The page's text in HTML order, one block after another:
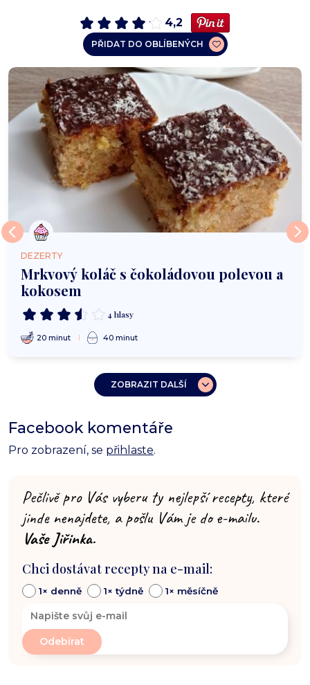
4,2
PŘIDAT DO OBLÍBENÝCH
DEZERTY
Mrkvový koláč s čokoládovou polevou a
kokosem
4 hlasy
20 minut 40 minut
ZOBRAZIT DALŠÍ
Facebook komentáře
Pro zobrazení, se přihlaste.
Pečlivě pro Vás vyberu ty nejlepší recepty, které
jinde nenajdete, a pošlu Vám je do e-mailu.
Vaše Jiřinka.
Chci dostávat recepty na e-mail:
1× denně 1× týdně 1× měsíčně